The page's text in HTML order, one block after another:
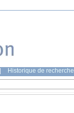
Historique de recherche